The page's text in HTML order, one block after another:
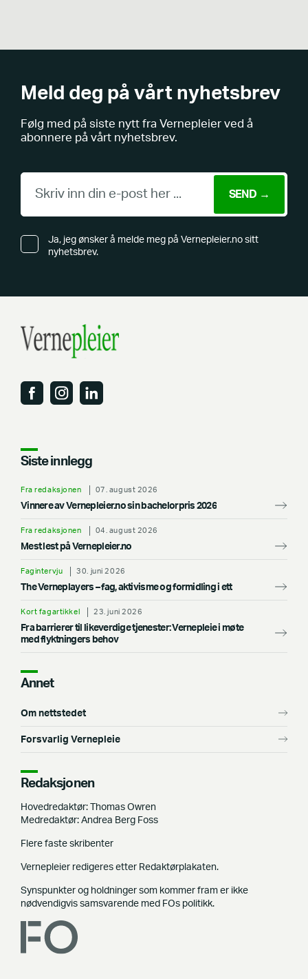
Meld deg på vårt nyhetsbrev
Følg med på siste nytt fra Vernepleier ved å
abonnere på vårt nyhetsbrev.
Ja, jeg ønsker å melde meg på Vernepleier.no sitt
nyhetsbrev.
Siste innlegg
Fra redaksjonen 07. august 2026
Vinnere av Vernepleier.no sin bachelorpris 2026
Fra redaksjonen 04. august 2026
Mest lest på Vernepleier.no
Fagintervju 30. juni 2026
The Verneplayers – fag, aktivisme og formidling i ett
Kort fagartikkel 23. juni 2026
Fra barrierer til likeverdige tjenester: Vernepleie i møte
med flyktningers behov
Annet
Om nettstedet
Forsvarlig Vernepleie
Redaksjonen
Hovedredaktør: Thomas Owren
Medredaktør: Andrea Berg Foss
Flere faste skribenter
Vernepleier redigeres etter Redaktørplakaten.
Synspunkter og holdninger som kommer fram er ikke
nødvendigvis samsvarende med FOs politikk.